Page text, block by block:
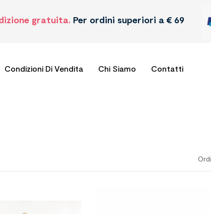
gratuita. Per ordini superiori a € 69
Condizioni Di Vendita Chi Siamo Contatti